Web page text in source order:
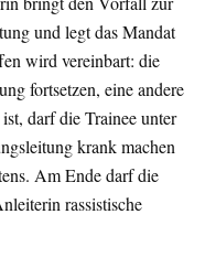
und legt das Mandat
wird vereinbart: die
fortsetzen, eine andere
darf die Trainee unter
krank machen
Am Ende darf die
rassistische